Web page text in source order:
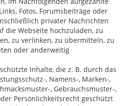
Fotos, Forumsbeiträge oder
privater Nachrichten
die Webseite hochzuladen, zu
zu verlinken, zu übermitteln, zu
oder anderweitig
Inhalte, die z. B. durch das
, Namens-, Marken-,
, Gebrauchsmuster-,
Persönlichkeitsrecht geschützt